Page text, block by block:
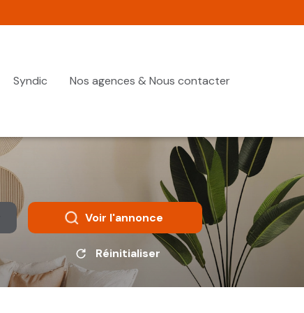
Syndic Nos agences & Nous contacter
Voir l'annonce
Réinitialiser